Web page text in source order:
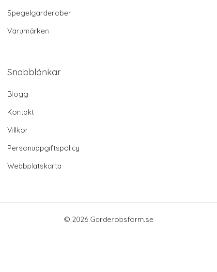
Spegelgarderober
Varumärken
Snabblänkar
Blogg
Kontakt
Villkor
Personuppgiftspolicy
Webbplatskarta
© 2026 Garderobsform.se